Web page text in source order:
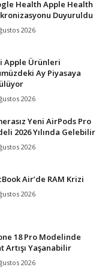
Health Apple Health
Duyuruldu
2026
Apple Ürünleri
Ay Piyasaya
2026
Yeni AirPods Pro
2026 Yılında Gelebilir
2026
Air’de RAM Krizi
2026
18 Pro Modelinde
Artışı Yaşanabilir
2026